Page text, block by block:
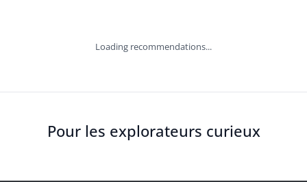
Loading recommendations...
Pour les explorateurs curieux